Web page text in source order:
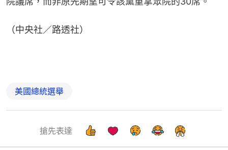
（中央社／路透社）
美國總統選舉
搶先表達